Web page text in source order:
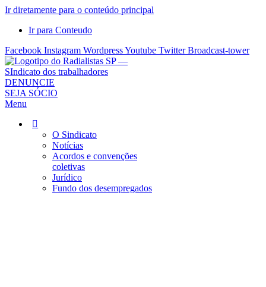
Ir diretamente para o conteúdo principal
Ir para Conteudo
Facebook Instagram WordpressYoutube Twitter Broadcast-tower
Sindicato
dos
Radialistas
Sindicato
DENUNCIE
SEJA SÓCIO
Menu
O Sindicato
Notícias
Acordos e convenções
coletivas
Jurídico
Fundo dos desempregados